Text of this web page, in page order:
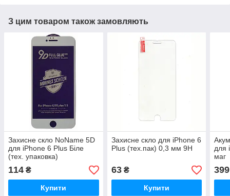
З цим товаром також замовляють
Захисне скло NoName 5D
для iPhone 6 Plus Біле
(тех. упаковка)
114 ₴
Купити
Захисне скло для iPhone 6
Plus (тех.пак) 0,3 мм 9H
63₴
Купити
для
маг
399